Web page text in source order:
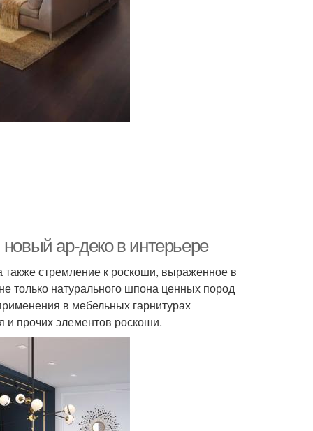
ар-деко в интерьере
также стремление к роскоши, выраженное в
только натурального шпона ценных пород
в мебельных гарнитурах
и прочих элементов роскоши.